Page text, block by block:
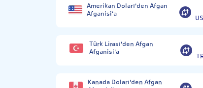
Amerikan Doları'den Afgan
Afganisi'a
Türk Lirası'den Afgan
Afganisi'a
Kanada Doları'den Afgan